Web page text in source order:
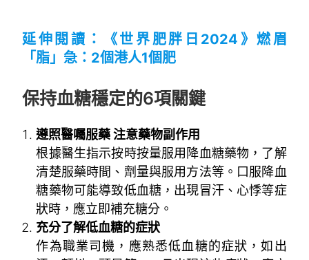
延伸閱讀：
《世界肥胖日2024》燃眉
「脂」急：2個港人1個肥
保持血糖穩定的6項關鍵
遵照醫囑服藥 注意藥物副作用
根據醫生指示按時按量服用降血糖藥物，了解
清楚服藥時間、劑量與服用方法等。口服降血
糖藥物可能導致低血糖，出現冒汗、心悸等症
狀時，應立即補充糖分。
充分了解低血糖的症狀
作為職業司機，應熟悉低血糖的症狀，如出